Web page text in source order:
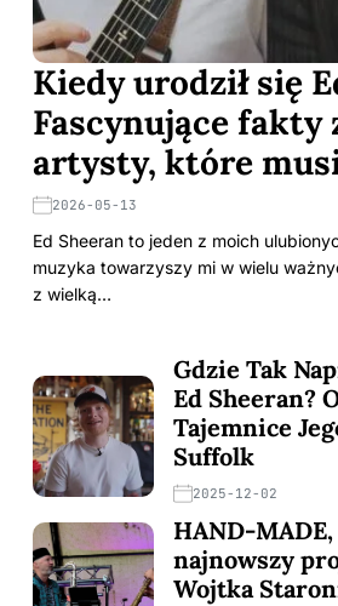
Kiedy urodził się
Fascynujące fakty
artysty, które
2026-05-13
Ed Sheeran to jeden z moich
muzyka towarzyszy mi w wielu
z wielką…
Gdzie Tak
Ed Sheeran?
Tajemnice
Suffolk
2025-12-02
HAND-
najnowszy
Wojtka